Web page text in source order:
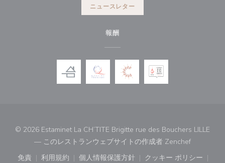
ニュースレター
報酬
© 2026 Estaminet La CH’TITE Brigitte rue des Bouchers LILLE
— このレストランウェブサイトの作成者 Zenchef((新しいウ
免責
利用規約 個人情報保護方針 クッキー ポリシー